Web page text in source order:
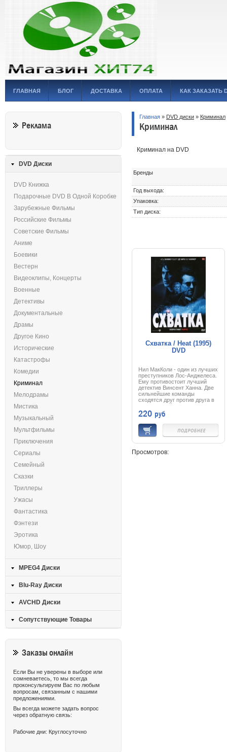
ГЛАВНАЯ БЛОГ ДОСТАВКА ОПЛАТА КАК ЗАКАЗАТЬ
Главная » DVD диски » Криминал
Криминал
Криминал на DVD
Бренды
Год выхода:
Упаковка:
Тип диска:
Схватка / Heat (1995)
DVD
Нил МакКоли - один из лучших
преступников Лос-Анджелеса.
Ему противостоит лучший
детектив Винсент Ханна. Две
сильнейшие команды
сходятся друг против друга в
смертельной схватке.
220 руб
Просмотров:
Реклама
DVD Диски
DVD Книжка
Подарочные DVD В Одной Коробке
Зарубежные Фильмы
Российские Фильмы
Советские Фильмы
Аниме
Боевики
Вестерн
Видеоклипы, Концерты
Военные
Детективы
Документальные
Драмы
Другое Кино
Исторические
Катастрофы
Комедии
Криминал
Мелодрамы
Мистика
Музыкальный
Мультфильмы
Приключения
Сериалы
Семейный
Сказки
Триллеры
Ужасы
Фантастика
Фэнтези
Эротика
Юмор, Шоу
MPEG4 Диски
Blu-Ray Диски
AVCHD Диски
Сопутствующие Товары
Заказы онлайн
Если Вы не уверены в выборе или
сомневаетесь, то мы всегда
проконсультируем Вас по любым
вопросам, связанным с нашими
предложениями.
Вы всегда можете задать вопрос
через обратную связь:
Рабочие дни: Круглосуточно